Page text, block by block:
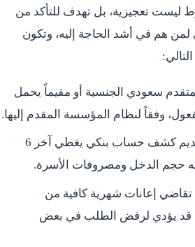
ليست تعجيزية، بل تهدف للتأكد من
هم في أشد الحاجة إليه، وتكون
سعودي الجنسية أو مقيماً يحمل
وفقاً لنظام المؤسسة المقدم إليها.
من الضروري تقديم كشف حساب بنكي يغطي آخر 6
حجم الدخل ومصروفات الأسرة.
إعانات شهرية كافية من
يؤدي لرفض الطلب في بعض